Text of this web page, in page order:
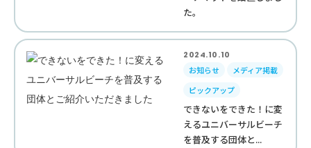
た。
2024.10.10
お知らせ
メディア掲載
ピックアップ
できないをできた！に変
えるユニバーサルビーチ
を普及する団体と...